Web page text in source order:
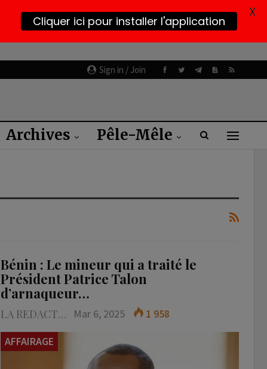
Sign in / Join
Archives Pêle-Mêle
Bénin : Le mineur qui a traité le
Président Patrice Talon
d’arnaqueur…
LA REDACTION Mar 6, 2025
1 958
AFFAIRAGE
Cliquer ici pour installer l'application
X